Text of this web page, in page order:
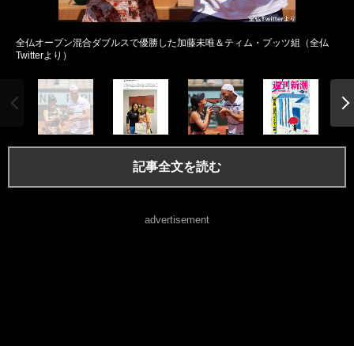
全仏オープン混合ダブルスで優勝した加藤未唯＆ティム・プッツ組（全仏
Twitterより）
記事全文を読む
advertisement